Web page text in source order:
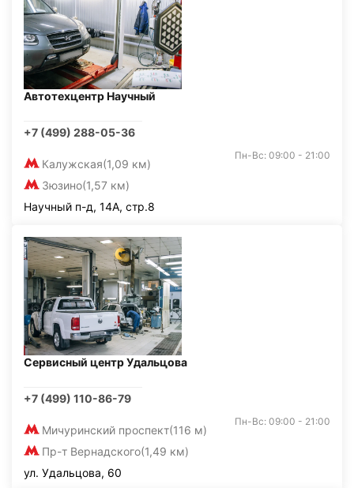
Автотехцентр Научный
+7 (499) 288-05-36
Калужская(1,09 км)
Зюзино(1,57 км)
Пн-Вс: 09:00 - 21:00
Научный п-д, 14А, стр.8
Сервисный центр Удальцова
+7 (499) 110-86-79
Мичуринский проспект(116 м)
Пр-т Вернадского(1,49 км)
Пн-Вс: 09:00 - 21:00
ул. Удальцова, 60